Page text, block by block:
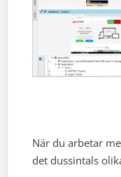
När du arbetar
det dussintals